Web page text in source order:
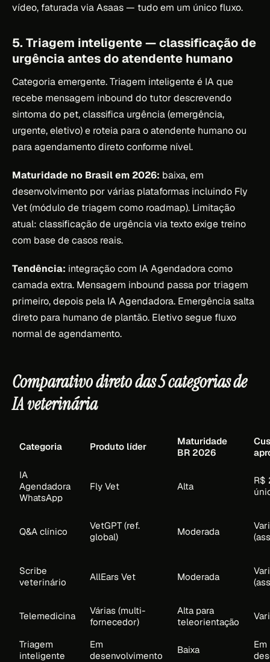
vídeo, faturada via Asaas — tudo em um único fluxo.
5. Triagem inteligente — classificação de
urgência antes do atendente humano
Categoria emergente. Triagem inteligente é IA que
recebe mensagem inbound do tutor descrevendo
sintoma do pet, classifica urgência (emergência,
urgente, eletivo) e roteia para o atendente humano ou
para agendamento direto conforme nível.
Maturidade no Brasil em 2026: baixa, em
desenvolvimento por várias plataformas incluindo Fly
Vet (módulo de triagem como roadmap). Limitação
atual: classificação de urgência via texto exige treino
com base de casos reais.
Tendência: integração com IA Agendadora como
camada extra. Mensagem inbound passa por triagem
primeiro, depois pela IA Agendadora. Emergência salta
direto para humano de plantão. Eletivo segue fluxo
normal de agendamento.
Comparativo direto das 5 categorias de
IA veterinária
Categoria Produto líder
Maturidade
BR 2026
IA
Agendadora
WhatsApp
Fly Vet Alta
R$
Q&A clínico
VetGPT (ref.
global)
Moderada
Scribe
veterinário
AllEars Vet Moderada
Telemedicina
Várias (multi-
fornecedor)
Alta para
teleorientação
Triagem
inteligente
Em
desenvolvimento
Baixa
Em